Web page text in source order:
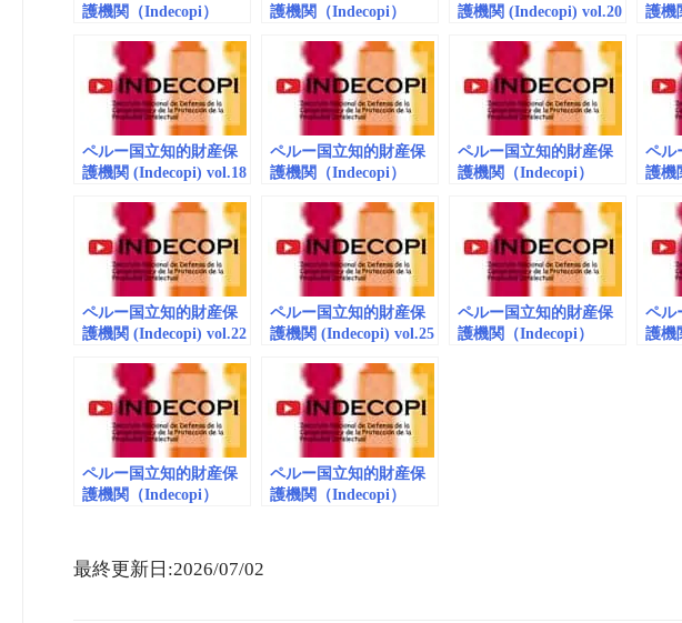
護機関（Indecopi）
（embedded/playlist）
El arbolito del Indecopi
護機関（Indecopi）
（embedded/playlists）
護機関 (Indecopi) vol.20
(embedded/playlist)
護機
（
ペルー国立知的財産保
護機関 (Indecopi) vol.18
ペルー国立知的財産保
護機関（Indecopi）
（embedded）
ペルー国立知的財産保
護機関（Indecopi）
（embedded）
ペル
護機
ペルー国立知的財産保
護機関 (Indecopi) vol.22
(embedded/playlist)
ペルー国立知的財産保
護機関 (Indecopi) vol.25
ペルー国立知的財産保
護機関（Indecopi）
ペル
護機
ペルー国立知的財産保
護機関（Indecopi）
ペルー国立知的財産保
護機関（Indecopi）
最終更新日:2026/07/02